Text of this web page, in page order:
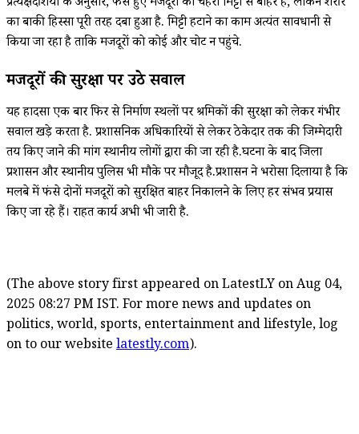
का बाकी हिस्सा पूरी तरह दबा हुआ है. मिट्टी हटाने का काम अत्यंत सावधानी से
किया जा रहा है ताकि मजदूरों को कोई और चोट न पहुंचे.
मजदूरों की सुरक्षा पर उठे सवाल
यह हादसा एक बार फिर से निर्माण स्थलों पर श्रमिकों की सुरक्षा को लेकर गंभीर
सवाल खड़े करता है. प्रशासनिक अधिकारियों से लेकर ठेकेदार तक की जिम्मेदारी
तय किए जाने की मांग स्थानीय लोगों द्वारा की जा रही है.घटना के बाद जिला
प्रशासन और स्थानीय पुलिस भी मौके पर मौजूद है.प्रशासन ने भरोसा दिलाया है कि
मलबे में फंसे दोनों मजदूरों को सुरक्षित बाहर निकालने के लिए हर संभव प्रयास
किए जा रहे हैं। राहत कार्य अभी भी जारी है.
(The above story first appeared on LatestLY on Aug 04,
2025 08:27 PM IST. For more news and updates on
politics, world, sports, entertainment and lifestyle, log
on to our website latestly.com).